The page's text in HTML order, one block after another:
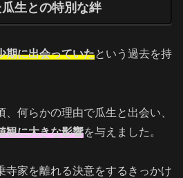
生との特別な絆
期に出会っていたという過去を持
何らかの理由で瓜生と出会い、
観に大きな影響を与えました。
寺家を離れる決意をするきっかけ